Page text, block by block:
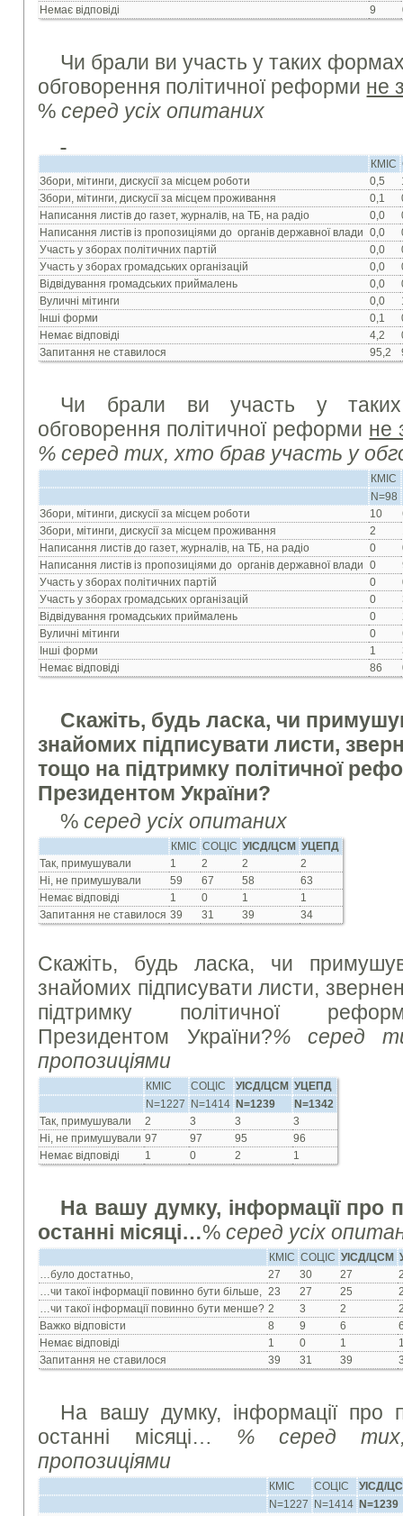
Немає відповіді
9
Чи брали ви участь у таких формах
обговорення політичної реформи не
%серед усіх опитаних
КМІС
Збори, мітинги, дискусії за місцем роботи
0,5
Збори, мітинги, дискусії за місцем проживання
0,1
Написання листів до газет, журналів, на ТБ, на радіо
0,0
Написання листів із пропозиціями до органів державної влади
0,0
Участь у зборах політичних партій
0,0
Участь у зборах громадських організацій
0,0
Відвідування громадських приймалень
0,0
Вуличні мітинги
0,0
Інші форми
0,1
Немає відповіді
4,2
Запитання не ставилося
95,2
Чи брали ви участь у таких
обговорення політичної реформи не
% серед тих, хто брав участь у
КМІС
N=98
Збори, мітинги, дискусії за місцем роботи
10
Збори, мітинги, дискусії за місцем проживання
2
Написання листів до газет, журналів, на ТБ, на радіо
0
Написання листів із пропозиціями до органів державної влади
0
Участь у зборах політичних партій
0
Участь у зборах громадських організацій
0
Відвідування громадських приймалень
0
Вуличні мітинги
0
Інші форми
1
Немає відповіді
86
Скажіть, будь ласка, чи
знайомих підписувати листи,
тощо на підтримку політичної
Президентом України?
%серед усіх опитаних
КМІС СОЦІС УІСД/ЦСМ
УЦЕПД
Так, примушували
1 2 2
2
Ні, не примушували
59 67 58
63
Немає відповіді
1 0 1
1
Запитання не ставилося 39 31 39 34
Скажіть, будь ласка, чи
знайомих підписувати листи,
підтримку політичної
Президентом України?% серед
пропозиціями
КМІС СОЦІС УІСД/ЦСМ
УЦЕПД
N=1227
N=1414 N=1239
N=1342
Так, примушували
2 3 3
3
Ні, не примушували 97 97 95
96
Немає відповіді
1 0 2 1
На вашу думку, інформації про
останні місяці…%серед усіх
КМІС СОЦІС УІСД/ЦСМ
…було достатньо,
27 30 27
…чи такої інформації повинно бути більше, 23 27 25
…чи такої інформації повинно бути менше? 2 3 2
Важко відповісти
8 9 6
Немає відповіді
1 0 1
Запитання не ставилося
39 31 39
На вашу думку, інформації про
останні місяці… % серед
пропозиціями
КМІС СОЦІС
УІСД/
N=1227
N=1414 N=1239